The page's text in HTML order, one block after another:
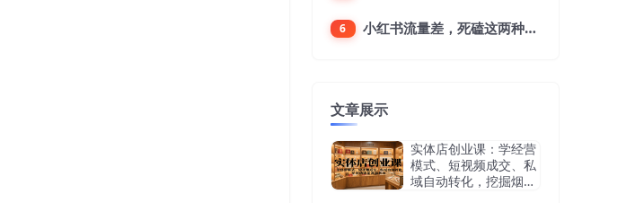
6 小红书流量差，死磕这两种笔记就好
文章展示
实体店创业课：学经营
模式、短视频成交、私
域自动转化，挖掘烟酒